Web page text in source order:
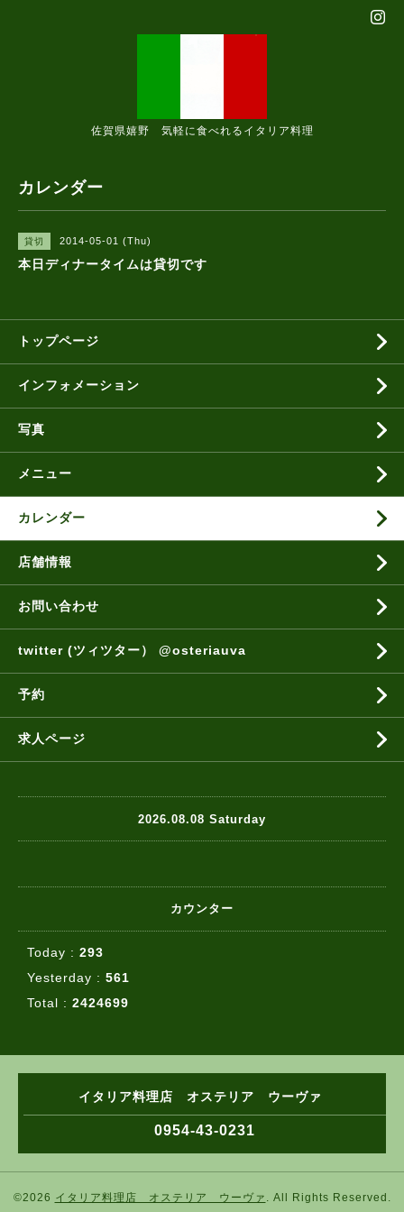
佐賀県嬉野 気軽に食べれるイタリア料理
カレンダー
貸切 2014-05-01 (Thu)
本日ディナータイムは貸切です
トップページ
インフォメーション
写真
メニュー
カレンダー
店舗情報
お問い合わせ
twitter (ツィツター） @osteriauva
予約
求人ページ
2026.08.08 Saturday
カウンター
Today : 293
Yesterday : 561
Total : 2424699
イタリア料理店 オステリア ウーヴァ
0954-43-0231
©2026 イタリア料理店 オステリア ウーヴァ . All Rights Reserved.